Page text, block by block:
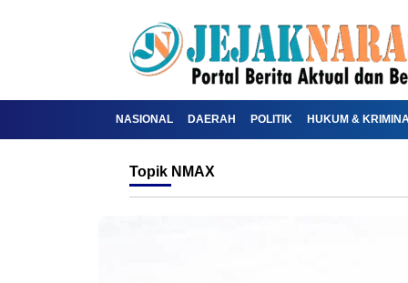
NASIONAL DAERAH POLITIK HUKUM &
Topik NMAX